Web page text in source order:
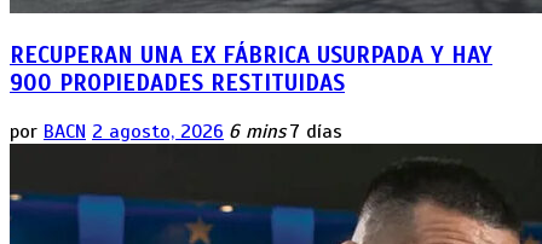
RECUPERAN UNA EX FÁBRICA USURPADA Y HAY
900 PROPIEDADES RESTITUIDAS
por BACN 2 agosto, 2026 6 mins 7 días